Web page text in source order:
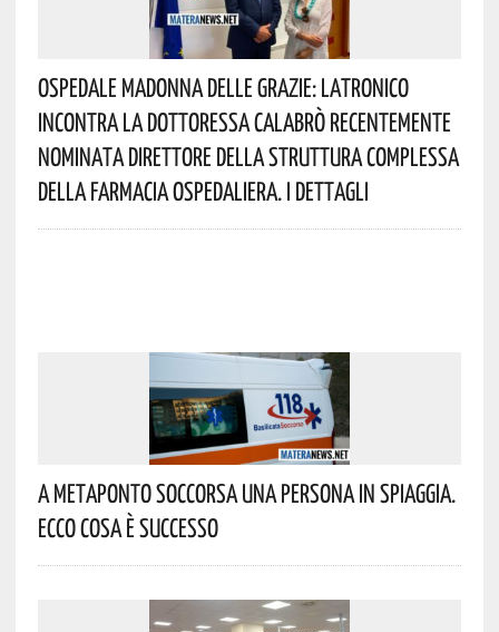
Ospedale Madonna Delle Grazie: Latronico
Incontra La Dottoressa Calabrò Recentemente
Nominata Direttore Della Struttura Complessa
Della Farmacia Ospedaliera. I Dettagli
A Metaponto Soccorsa Una Persona In Spiaggia.
Ecco Cosa È Successo